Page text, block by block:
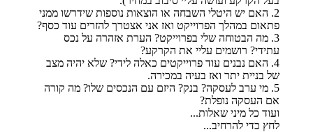
2. האם יש היטלי השבחה או הוצאות נוספות שידרשו ממני
פתאום במהלך הפרוייקט ואז אני אצטרך להזרים עוד כסף?
3. מה הבטוחה שלי בפרוייקט? הערת אזהרה על נכס
עתידי? רושמים עליי את הקרקע?
4. האם נבנים עוד פרוייקטים כאלה לידי? שלא יהיה מצב
של בניית יתר ואז בעיה במכירה.
5. מי ערב לעסקה? בנק? היזם עם הנכסים שלו? מה קורה
אם העסקה נופלת?
ועוד כל מיני שאלות...
לחץ כדי להרחיב...